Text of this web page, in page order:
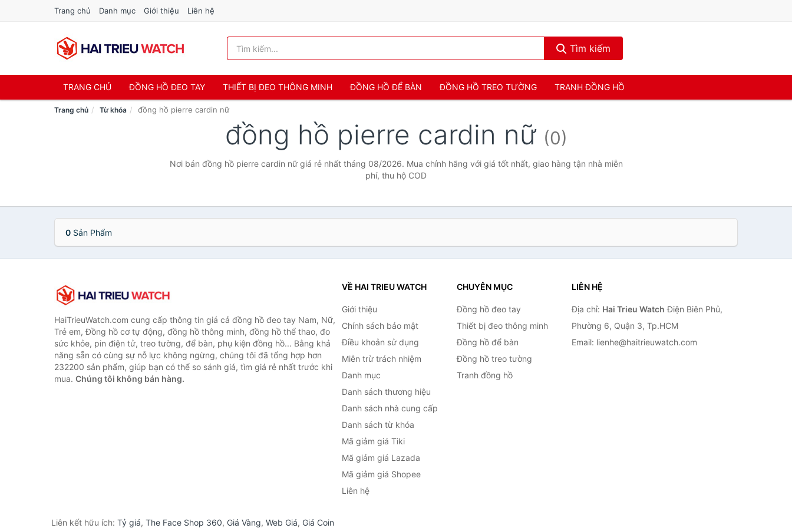
Trang chủ Danh mục Giới thiệu Liên hệ
Tìm kiếm
TRANG CHỦ ĐỒNG HỒ ĐEO TAY THIẾT BỊ ĐEO THÔNG MINH ĐỒNG HỒ ĐỂ BÀN ĐỒNG HỒ TREO TƯỜNG TRANH ĐỒNG HỒ
Trang chủ Từ khóa đồng hồ pierre cardin nữ
đồng hồ pierre cardin nữ (0)
Nơi bán đồng hồ pierre cardin nữ giá rẻ nhất tháng 08/2026. Mua chính hãng với giá tốt nhất, giao hàng tận nhà miễn
phí, thu hộ COD
0 Sản Phẩm
HaiTrieuWatch.com cung cấp thông tin giá cả đồng hồ đeo tay Nam, Nữ,
Trẻ em, Đồng hồ cơ tự động, đồng hồ thông minh, đồng hồ thể thao, đo
sức khỏe, pin điện tử, treo tường, để bàn, phụ kiện đồng hồ... Bằng khả
năng sẵn có cùng sự nỗ lực không ngừng, chúng tôi đã tổng hợp hơn
232200 sản phẩm, giúp bạn có thể so sánh giá, tìm giá rẻ nhất trước khi
mua. Chúng tôi không bán hàng.
VỀ HAI TRIEU WATCH
Giới thiệu
Chính sách bảo mật
Điều khoản sử dụng
Miễn trừ trách nhiệm
Danh mục
Danh sách thương hiệu
Danh sách nhà cung cấp
Danh sách từ khóa
Mã giảm giá Tiki
Mã giảm giá Lazada
Mã giảm giá Shopee
Liên hệ
CHUYÊN MỤC
Đồng hồ đeo tay
Thiết bị đeo thông minh
Đồng hồ để bàn
Đồng hồ treo tường
Tranh đồng hồ
LIÊN HỆ
Địa chỉ: Hai Trieu Watch Điện Biên Phủ,
Phường 6, Quận 3, Tp.HCM
Email: lienhe@haitrieuwatch.com
Liên kết hữu ích: Tỷ giá, The Face Shop 360, Giá Vàng, Web Giá, Giá Coin